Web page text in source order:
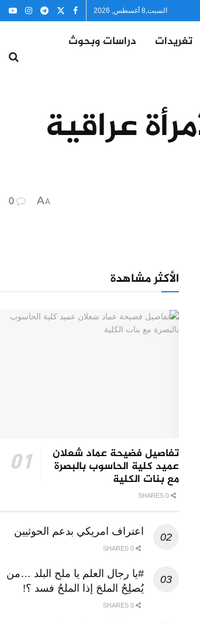
السبت,8 أغسطس, 2026
تغريدات
دراسات وبحوث
عراقية
A
A
الأكثر مشاهدة
تفاصيل فضيحة عماد شعلان
عميد كلية الحاسوب بالبصرة
مع بنات الكلية
اعتراف امريكي بدعم الحوثيين
#يا رجال العلم يا ملح البلد …من
يُصلِحُ الملحَ إذا الملحُ فسد ؟!